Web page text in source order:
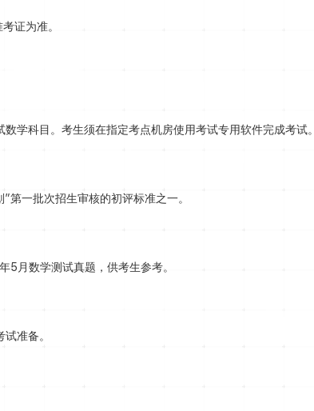
证为准。
学科目。考生须在指定考点机房使用考试专用软件完成考试。
一批次招生审核的初评标准之一。
5月数学测试真题，供考生参考。
准备。